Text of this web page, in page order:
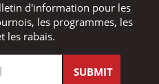
d'information pour les
les programmes, les
les rabais.